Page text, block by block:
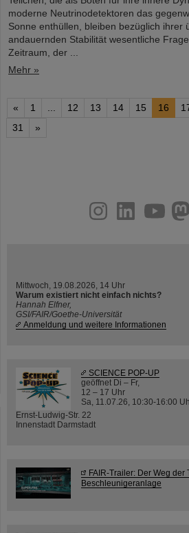
moderne Neutrinodetektoren das
Sonne enthüllen, bleiben bezüglich ihrer
andauernden Stabilität wesentliche
Zeitraum, der ...
Mehr »
« 1 12 13 14 15 16
31
»
youtube
helmholtz.social
facebook
Mittwoch, 19.08.2026, 14 Uhr
Warum existiert nicht einfach nichts?
Hannah Elfner,
GSI/FAIR/Goethe-Universität
Anmeldung und weitere Informationen
SCIENCE POP-UP
geöffnet Di – Fr,
12 – 17 Uhr
Sa, 11.07.26, 10:30-16:00
Ernst-Ludwig-Str. 22
Innenstadt Darmstadt
FAIR-Trailer: Der Weg der
Beschleunigeranlage